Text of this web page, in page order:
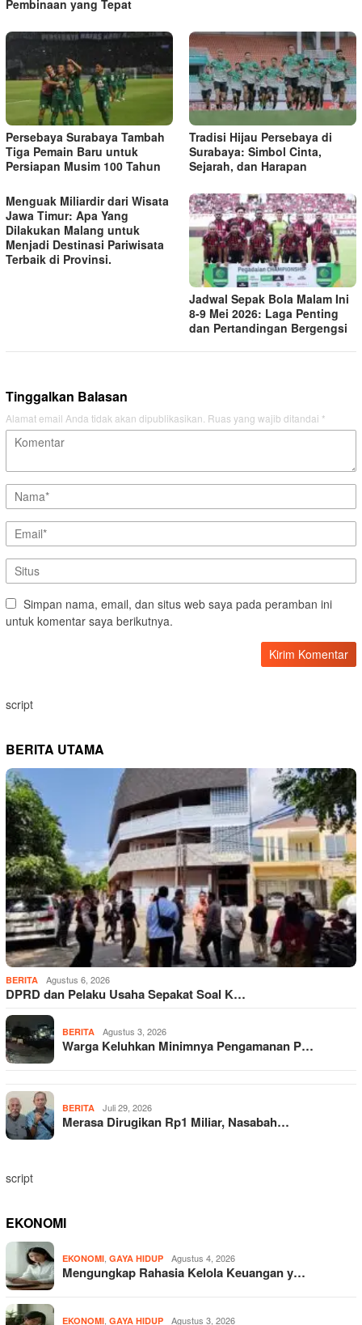
Pembinaan yang Tepat
Persebaya Surabaya Tambah
Tiga Pemain Baru untuk
Persiapan Musim 100 Tahun
Tradisi Hijau Persebaya di
Surabaya: Simbol Cinta,
Sejarah, dan Harapan
Menguak Miliardir dari Wisata
Jawa Timur: Apa Yang
Dilakukan Malang untuk
Menjadi Destinasi Pariwisata
Terbaik di Provinsi.
Jadwal Sepak Bola Malam Ini
8-9 Mei 2026: Laga Penting
dan Pertandingan Bergengsi
Tinggalkan Balasan
Alamat email Anda tidak akan dipublikasikan. Ruas yang wajib ditandai *
Simpan nama, email, dan situs web saya pada peramban ini
untuk komentar saya berikutnya.
script
BERITA UTAMA
BERITA Agustus 6, 2026
DPRD dan Pelaku Usaha Sepakat Soal K…
BERITA Agustus 3, 2026
Warga Keluhkan Minimnya Pengamanan P…
BERITA Juli 29, 2026
Merasa Dirugikan Rp1 Miliar, Nasabah…
script
EKONOMI
EKONOMI GAYA HIDUP Agustus 4, 2026
Mengungkap Rahasia Kelola Keuangan y…
EKONOMI GAYA HIDUP Agustus 3, 2026